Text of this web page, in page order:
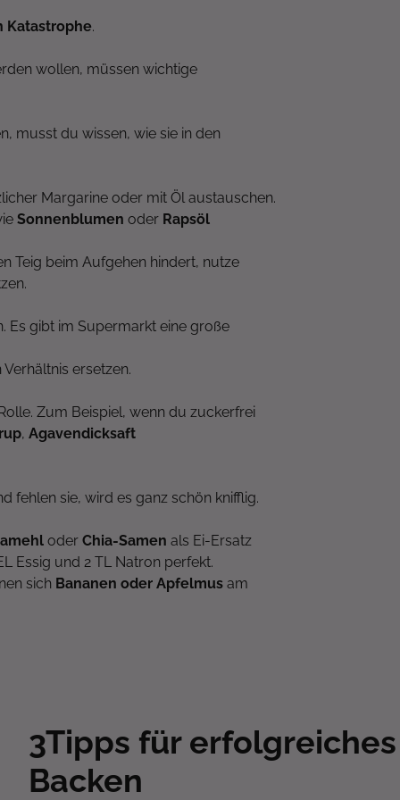
Katastrophe.
wollen, müssen wichtige
musst du wissen, wie sie in den
Margarine oder mit Öl austauschen.
Sonnenblumen oder Rapsöl
Teig beim Aufgehen hindert, nutze
Es gibt im Supermarkt eine große
ersetzen.
Zum Beispiel, wenn du zuckerfrei
, Agavendicksaft
fehlen sie, wird es ganz schön knifflig.
oder Chia-Samen als Ei-Ersatz
Essig und 2 TL Natron perfekt.
sich Bananen oder Apfelmus am
3Tipps für
Backen